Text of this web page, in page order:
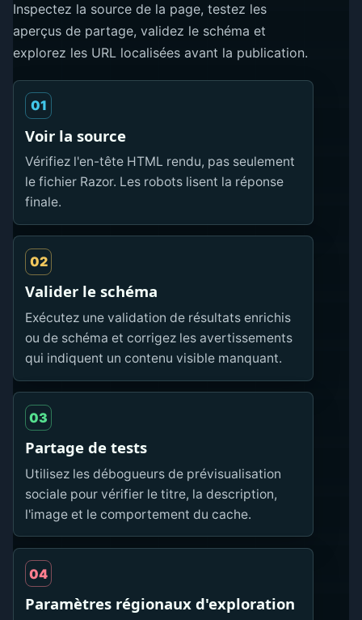
Inspectez la source de la page, testez les
aperçus de partage, validez le schéma et
explorez les URL localisées avant la publication.
01
Voir la source
Vérifiez l'en-tête HTML rendu, pas seulement
le fichier Razor. Les robots lisent la réponse
finale.
02
Valider le schéma
Exécutez une validation de résultats enrichis
ou de schéma et corrigez les avertissements
qui indiquent un contenu visible manquant.
03
Partage de tests
Utilisez les débogueurs de prévisualisation
sociale pour vérifier le titre, la description,
l'image et le comportement du cache.
04
Paramètres régionaux d'exploration